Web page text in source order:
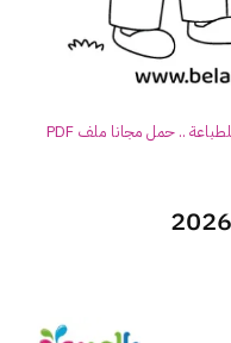
زينة عيد الفطر المبارك جاهزة للطباعة .. حمل مجانا ملف PDF